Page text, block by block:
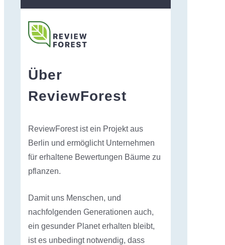
Über
ReviewForest
ReviewForest ist ein Projekt aus
Berlin und ermöglicht Unternehmen
für erhaltene Bewertungen Bäume zu
pflanzen.
Damit uns Menschen, und
nachfolgenden Generationen auch,
ein gesunder Planet erhalten bleibt,
ist es unbedingt notwendig, dass